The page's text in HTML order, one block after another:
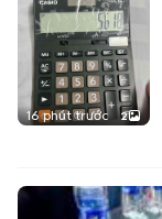
16 phút trước 2